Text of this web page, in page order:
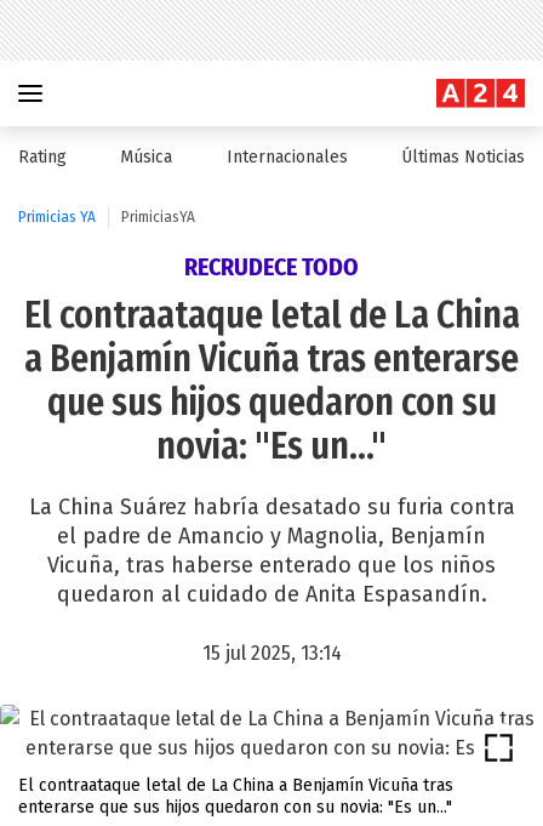
Rating Música Internacionales Últimas Noticias
Primicias YA PrimiciasYA
RECRUDECE TODO
El contraataque letal de La China
a Benjamín Vicuña tras enterarse
que sus hijos quedaron con su
novia: "Es un..."
La China Suárez habría desatado su furia contra
el padre de Amancio y Magnolia, Benjamín
Vicuña, tras haberse enterado que los niños
quedaron al cuidado de Anita Espasandín.
15 jul 2025, 13:14
El contraataque letal de La China a Benjamín Vicuña tras
enterarse que sus hijos quedaron con su novia: "Es un..."